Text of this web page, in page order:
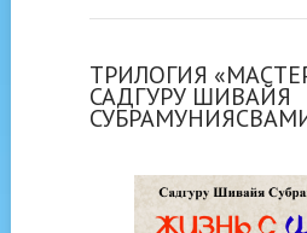
ТРИЛОГИЯ
САДГУРУ ШИВАЙЯ